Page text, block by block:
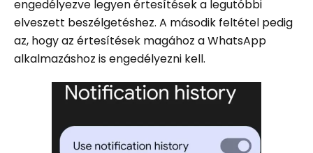
engedélyezve legyen értesítések a legutóbbi
elveszett beszélgetéshez. A második feltétel pedig
az, hogy az értesítések magához a WhatsApp
alkalmazáshoz is engedélyezni kell.